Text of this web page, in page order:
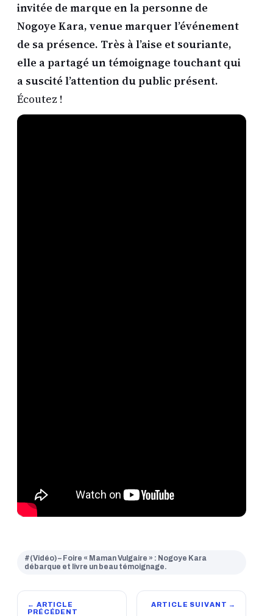
invitée de marque en la personne de
Nogoye Kara, venue marquer l’événement
de sa présence. Très à l’aise et souriante,
elle a partagé un témoignage touchant qui
a suscité l’attention du public présent.
Écoutez !
#(Vidéo) – Foire « Maman Vulgaire » : Nogoye Kara
débarque et livre un beau témoignage.
← ARTICLE
PRÉCÉDENT
ARTICLE SUIVANT →